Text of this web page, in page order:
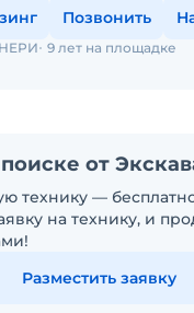
Позвонить
9 лет на площадке
от
технику —
на технику, и
Разместить заявку